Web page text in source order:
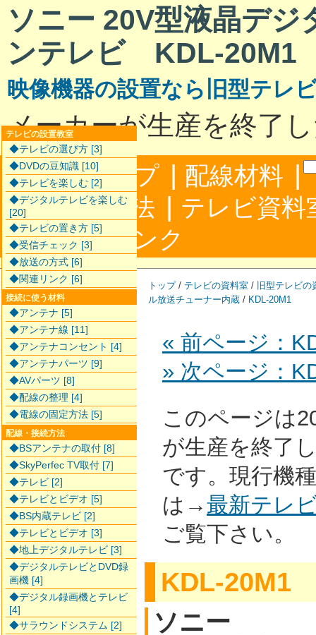
ソニー 20V型液晶デジ
ンテレビ KDL-20M1
映像機器の設置なら旧型テレ
メーカーが生産を終了
サイトマップ | 配線材料 |
配線接続方法 | テレビ資料
合わせ|リンク
トップ/ テレビの資料室 / 旧型テレビの
ル放送チューナー内蔵 / KDL-20M1
« 前ページ：
» 次ページ：
このページは
が生産を終了
です。現行機
は→最新テレ
ご覧下さい。
KDL-20M1
ソニー
テレビの設置教室
◆テレビの選び方 [3]
◆DVDの豆知識 [10]
◆テレビを楽しむ [2]
◆デジタルテレビを楽しむ
[20]
◆テレビの置き方 [5]
◆受信チェック [3]
◆放送の方式 [6]
◆関連リンク [6]
接続に使う材料
◆アンテナ [5]
◆アンテナ線 [11]
◆アンテナコンセント [4]
◆アンテナパーツ [9]
◆AVパーツ [8]
◆配線の整理 [4]
◆電線の固定方法 [5]
配線・接続方法
◆BSアンテナの取付 [8]
◆SkyPerfec TV取付 [7]
◆テレビ [2]
◆テレビとビデオ [5]
◆BS内蔵テレビ [2]
◆テレビとビデオ [3]
◆地上デジタルテレビ [3]
◆デジタルテレビとDVD録
画機 [4]
◆デジタル録画機とテレビ
[4]
◆サラウンドシステム [2]